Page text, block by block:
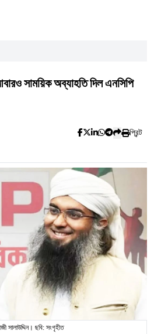
সাময়িক অব্যাহতি দিল এনসিপি
প্রিন্ট
সালাউদ্দিন। ছবি: সংগৃহীত